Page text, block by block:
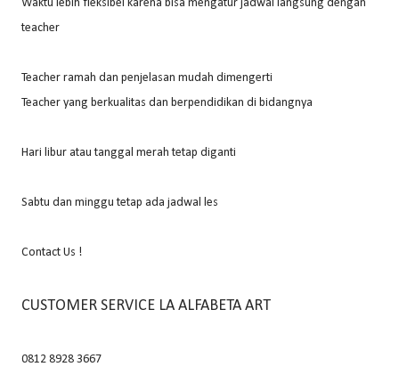
Waktu lebih fleksibel karena bisa mengatur jadwal langsung dengan
teacher
Teacher ramah dan penjelasan mudah dimengerti
Teacher yang berkualitas dan berpendidikan di bidangnya
Hari libur atau tanggal merah tetap diganti
Sabtu dan minggu tetap ada jadwal les
Contact Us !
CUSTOMER SERVICE LA ALFABETA ART
0812 8928 3667